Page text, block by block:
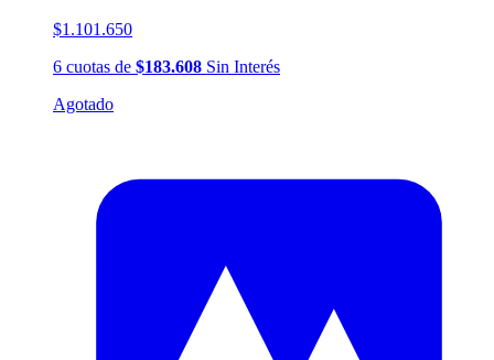
$1.101.650
6 cuotas de $183.608 Sin Interés
Agotado